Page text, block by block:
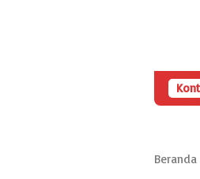
Modal BUMDes Jadi Tanda
Beranda